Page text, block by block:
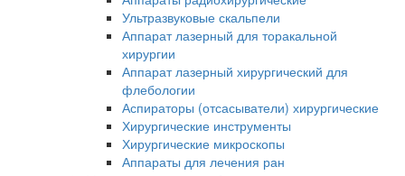
Ультразвуковые скальпели
Аппарат лазерный для торакальной
хирургии
Аппарат лазерный хирургический для
флебологии
Аспираторы (отсасыватели) хирургические
Хирургические инструменты
Хирургические микроскопы
Аппараты для лечения ран